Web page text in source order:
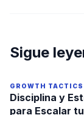
Sigue
GROWTH TACTICS
Disciplina y
para Escalar